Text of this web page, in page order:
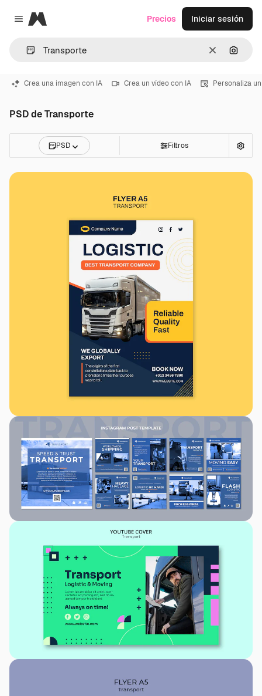
Close menu
Magnific
Borrar
Precios Iniciar sesión
Crea una imagen con IA Crea un vídeo con IA Personaliza
PSD de Transporte
PSD Filtros